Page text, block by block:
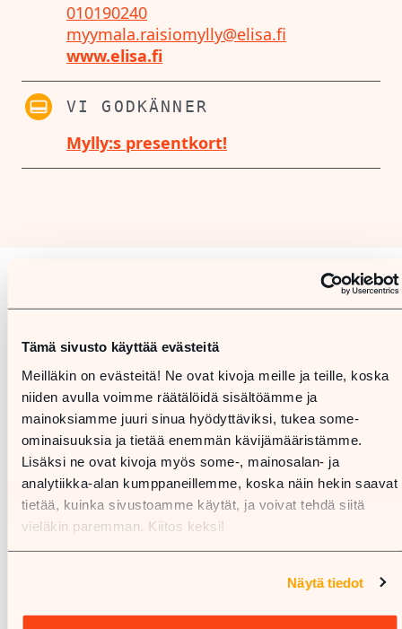
Tämä sivusto käyttää evästeitä
Meilläkin on evästeitä! Ne ovat kivoja meille ja teille, koska
niiden avulla voimme räätälöidä sisältöämme ja
mainoksiamme juuri sinua hyödyttäviksi, tukea some-
ominaisuuksia ja tietää enemmän kävijämääristämme.
Lisäksi ne ovat kivoja myös some-, mainosalan- ja
analytiikka-alan kumppaneillemme, koska näin hekin saavat
tietää, kuinka sivustoamme käytät, ja voivat tehdä siitä
vieläkin paremman. Kiitos keksi!
Näytä tiedot
010190240
myymala.raisiomylly@elisa.fi
www.elisa.fi
VI GODKÄNNER
Mylly:s presentkort!